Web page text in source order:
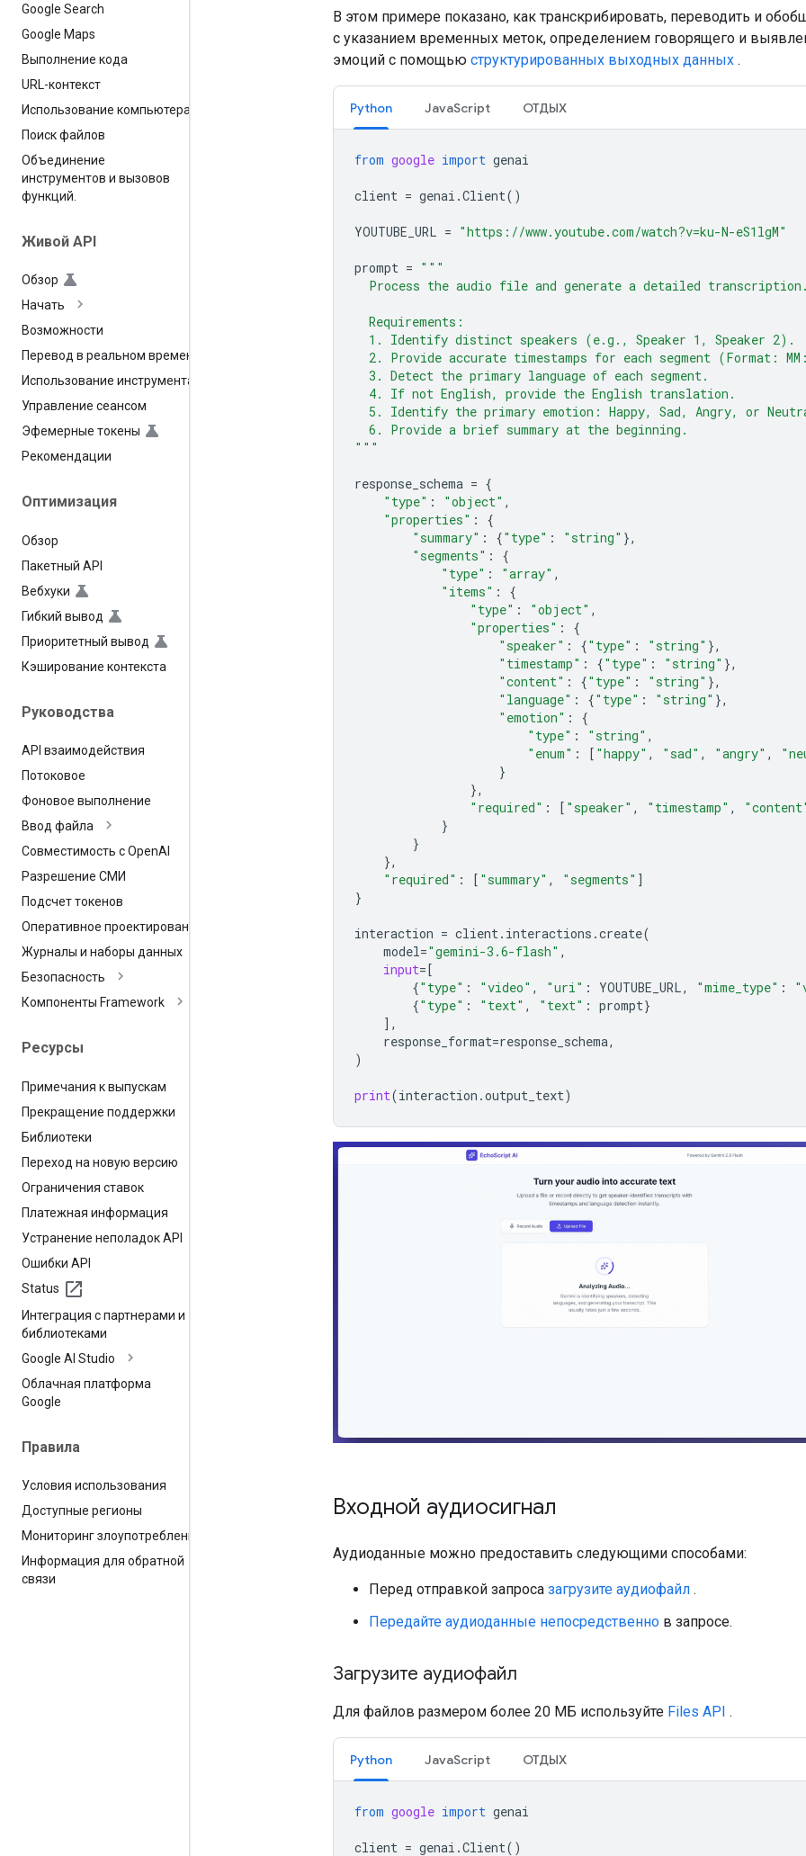
Google Search
Google Maps
Выполнение кода
URL-контекст
Использование компьютера
Поиск файлов
Объединение
инструментов и вызовов
функций
Живой API
Обзор
Начать
Возможности
Перевод в реальном времени
Использование инструмента
Управление сеансом
Эфемерные токены
Рекомендации
Оптимизация
Обзор
Пакетный API
Вебхуки
Гибкий вывод
Приоритетный вывод
Кэширование контекста
Руководства
API взаимодействия
Потоковое
Фоновое выполнение
Ввод файла
Совместимость с OpenAI
Разрешение СМИ
Подсчет токенов
Оперативное проектирование
Журналы и наборы данных
Безопасность
Компоненты Framework
Ресурсы
Примечания к выпускам
Прекращение поддержки
Библиотеки
Переход на новую версию
Ограничения ставок
Платежная информация
Устранение неполадок API
Ошибки API
Status
Интеграция с партнерами и
библиотеками
Google AI Studio
Облачная платформа
Google
Правила
Условия использования
Доступные регионы
Мониторинг злоупотреблений
Информация для обратной
связи
В этом примере показано, как транскрибировать, переводить и
с указанием временных меток, определением говорящего и
эмоций с помощью структурированных выходных данных .
Python JavaScript ОТДЫХ
from google import genai
client = genai .Client()
YOUTUBE_URL = "https://www.youtube.com/watch?v=ku-N-eS1lgM"
prompt = """
  Process the audio file and generate a detailed transcription.
  Requirements:
  1. Identify distinct speakers (e.g., Speaker 1, Speaker 2).
2. Provide accurate timestamps for each segment (Format:
  3. Detect the primary language of each segment.
  4. If not English, provide the English translation.
5. Identify the primary emotion: Happy, Sad, Angry, or
  6. Provide a brief summary at the beginning.
"""
response_schema = {
"type" : "object" ,
"properties" :
{
"summary" : {"type" : "string" },
"segments" :
{
"type" : "array" ,
"items" :
{
"type" : "object" ,
"properties" :
{
"speaker" : {"type" : "string" },
"timestamp" : {"type" : "string" },
"content" : {"type" : "string" },
"language" : {"type" : "string" },
"emotion" :
{
"type" : "string" ,
"enum" : [ "happy" , "sad" , "angry" ,
}
},
"required" : [ "speaker" , "timestamp" ,
}
}
},
"required" : [ "summary" , "segments" ]
}
interaction = client. interactions .create(
model="gemini-3.6-flash" ,
input=[
{"type" : "video" , "uri" : YOUTUBE_URL, "mime_type" :
{"type" : "text" , "text" : prompt}
],
response_format=response_schema,
)
print(interaction .output_text)
Входной аудиосигнал
Аудиоданные можно предоставить следующими способами:
Перед отправкой запроса загрузите аудиофайл .
Передайте аудиоданные непосредственно в запросе.
Загрузите аудиофайл
Для файлов размером более 20 МБ используйте Files API .
Python JavaScript ОТДЫХ
from google import genai
client = genai .Client()